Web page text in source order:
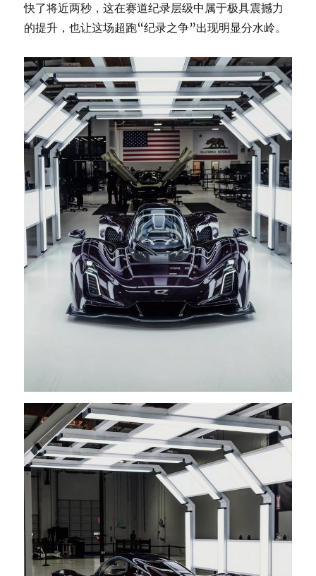
快了将近两秒，这在赛道纪录层级中属于极具震撼力
的提升，也让这场超跑“纪录之争”出现明显分水岭。